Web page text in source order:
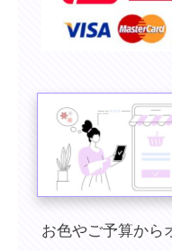
お色やご予算から